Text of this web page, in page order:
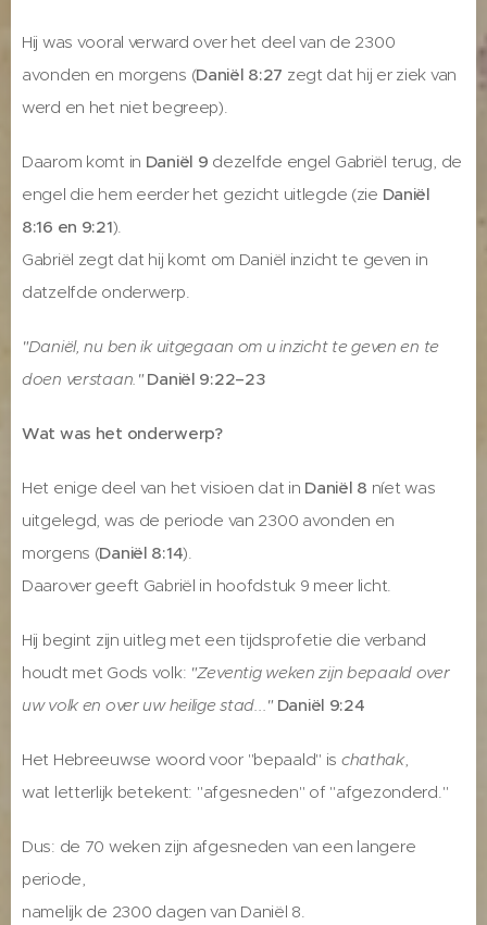
Hij was vooral verward over het deel van de 2300
avonden en morgens (Daniël 8:27 zegt dat hij er ziek van
werd en het niet begreep).
Daarom komt in Daniël 9 dezelfde engel Gabriël terug, de
engel die hem eerder het gezicht uitlegde (zie Daniël
8:16 en 9:21).
Gabriël zegt dat hij komt om Daniël inzicht te geven in
datzelfde onderwerp.
"Daniël, nu ben ik uitgegaan om u inzicht te geven en te
doen verstaan." Daniël 9:22–23
Wat was het onderwerp?
Het enige deel van het visioen dat in Daniël 8 níet was
uitgelegd, was de periode van 2300 avonden en
morgens (Daniël 8:14).
Daarover geeft Gabriël in hoofdstuk 9 meer licht.
Hij begint zijn uitleg met een tijdsprofetie die verband
houdt met Gods volk: "Zeventig weken zijn bepaald over
uw volk en over uw heilige stad..." Daniël 9:24
Het Hebreeuwse woord voor "bepaald" is chathak,
wat letterlijk betekent: "afgesneden" of "afgezonderd."
Dus: de 70 weken zijn afgesneden van een langere
periode,
namelijk de 2300 dagen van Daniël 8.